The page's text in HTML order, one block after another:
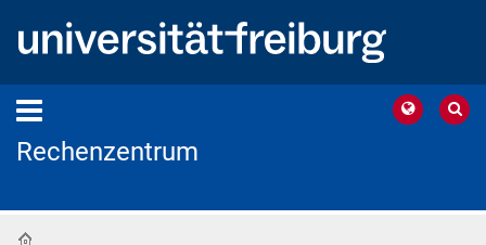
Rechenzentrum